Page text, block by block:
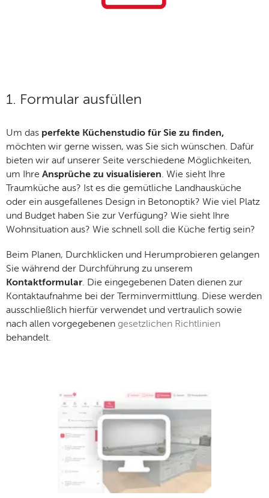
1. Formular ausfüllen
Um das perfekte Küchenstudio für Sie zu finden,
möchten wir gerne wissen, was Sie sich wünschen. Dafür
bieten wir auf unserer Seite verschiedene Möglichkeiten,
um Ihre Ansprüche zu visualisieren. Wie sieht Ihre
Traumküche aus? Ist es die gemütliche Landhausküche
oder ein ausgefallenes Design in Betonoptik? Wie viel Platz
und Budget haben Sie zur Verfügung? Wie sieht Ihre
Wohnsituation aus? Wie schnell soll die Küche fertig sein?
Beim Planen, Durchklicken und Herumprobieren gelangen
Sie während der Durchführung zu unserem
Kontaktformular. Die eingegebenen Daten dienen zur
Kontaktaufnahme bei der Terminvermittlung. Diese werden
ausschließlich hierfür verwendet und vertraulich sowie
nach allen vorgegebenen gesetzlichen Richtlinien
behandelt.